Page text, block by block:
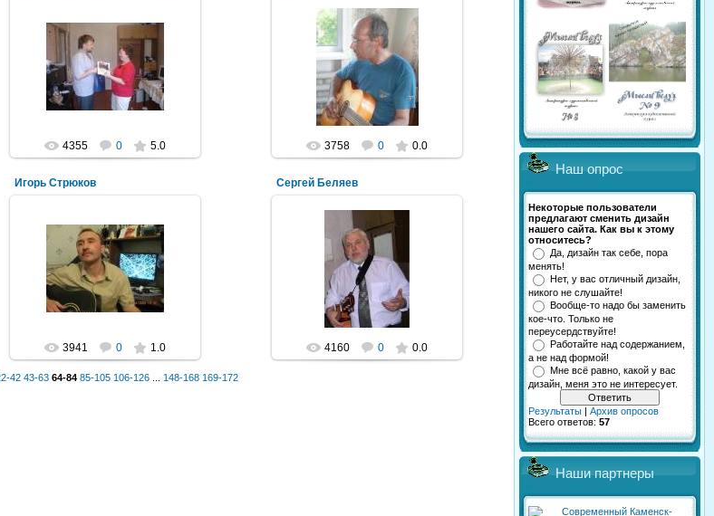
02.07.2011
1 июля 2011
NeXaker
4355 0 5.0
02.07.2011
1 июля 2011
NeXaker
3758 0 0.0
Игорь Стрюков
22.03.2011
NeXaker
3941 0 1.0
Сергей Беляев
22.03.2011
NeXaker
4160 0 0.0
42 43-63 64-84 85-105 106-126 148-168 169-172
Наш опрос
Некоторые пользователи
предлагают сменить дизайн
нашего сайта. Как вы к этому
относитесь?
Да, дизайн так себе, пора
менять!
Нет, у вас отличный дизайн,
никого не слушайте!
Вообще-то надо бы заменить
кое-что. Только не
переусердствуйте!
Работайте над содержанием,
а не над формой!
Мне всё равно, какой у вас
дизайн, меня это не интересует.
Результаты | Архив опросов
Всего ответов: 57
Наши партнеры